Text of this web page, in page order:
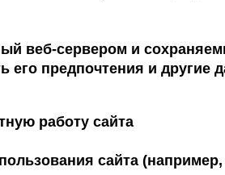
веб-сервером и
его предпочтения и
работу сайта
сайта